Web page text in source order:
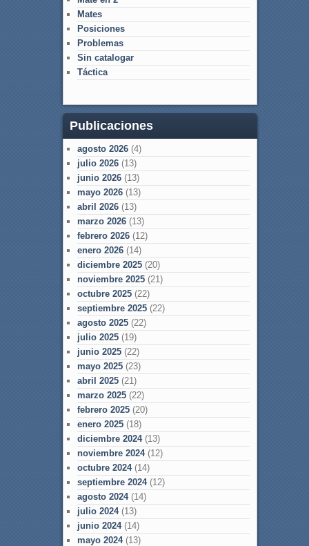
Mates
Posiciones
Problemas
Sin catalogar
Táctica
Publicaciones
agosto 2026(4)
julio 2026(13)
junio 2026(13)
mayo 2026(13)
abril 2026(13)
marzo 2026(13)
febrero 2026(12)
enero 2026(14)
diciembre 2025(20)
noviembre 2025(21)
octubre 2025(22)
septiembre 2025(22)
agosto 2025(22)
julio 2025(19)
junio 2025(22)
mayo 2025(23)
abril 2025(21)
marzo 2025(22)
febrero 2025(20)
enero 2025(18)
diciembre 2024(13)
noviembre 2024(12)
octubre 2024(14)
septiembre 2024(12)
agosto 2024(14)
julio 2024(13)
junio 2024(14)
mayo 2024(13)